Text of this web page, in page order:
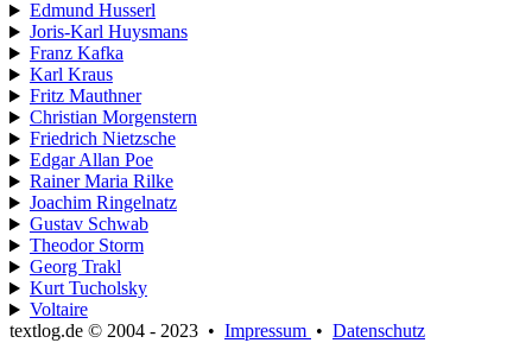
Edmund Husserl
Joris-Karl Huysmans
Franz Kafka
Karl Kraus
Fritz Mauthner
Christian Morgenstern
Friedrich Nietzsche
Edgar Allan Poe
Rainer Maria Rilke
Joachim Ringelnatz
Gustav Schwab
Theodor Storm
Georg Trakl
Kurt Tucholsky
Voltaire
textlog.de © 2004 - 2023 • Impressum • Datenschutz